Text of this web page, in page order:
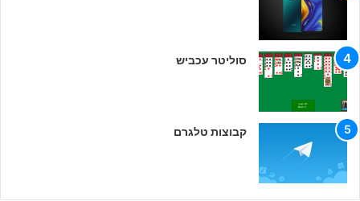
סוליטר עכביש
קבוצות טלגרם